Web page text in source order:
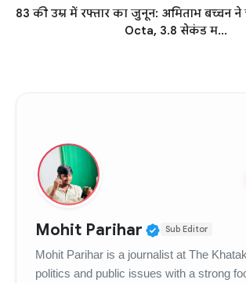
83 की उम्र में रफ्तार का जुनून: अमिताभ बच्चन
Octa, 3.8 सेकंड म...
Mohit Parihar Verified
Sub Editor
Mohit Parihar is a journalist at The
politics and public issues with a strong